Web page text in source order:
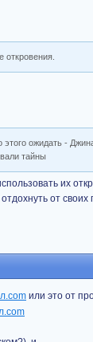
откровения.
ожидать -
тайны
их
от своих
или это от